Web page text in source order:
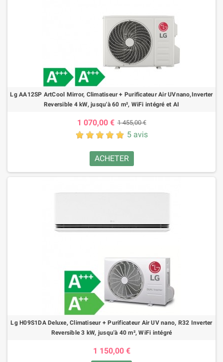
Lg AA12SP ArtCool Mirror, Climatiseur + Purificateur Air UVnano,Inverter
Reversible 4 kW, jusqu'à 60 m², WiFi intégré et AI
1 070,00 € 1 455,00 €
5 avis
ACHETER
Lg H09S1DA Deluxe, Climatiseur + Purificateur Air UV nano, R32 Inverter
Reversible 3 kW, jusqu'à 40 m², WiFi intégré
1 150,00 €